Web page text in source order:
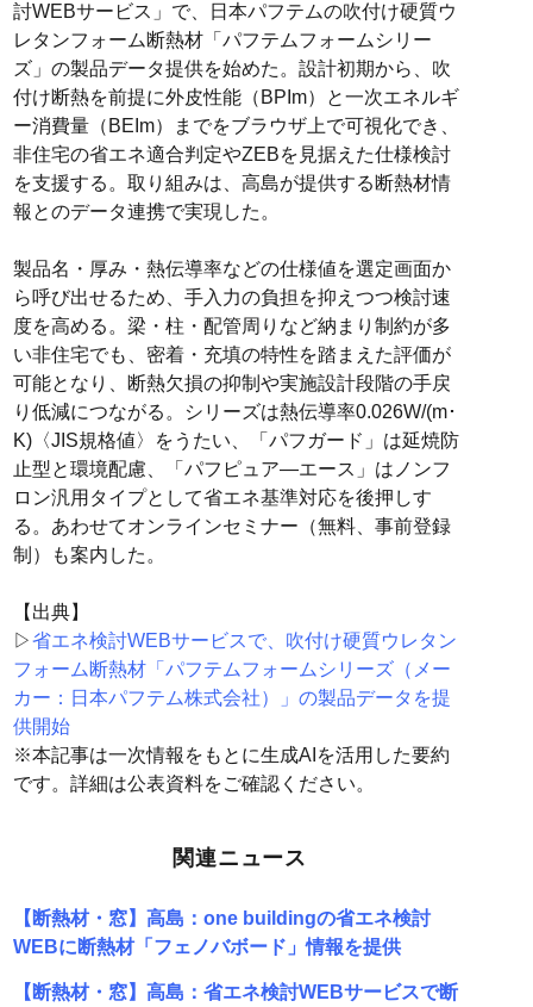
討WEBサービス」で、日本パフテムの吹付け硬質ウ
レタンフォーム断熱材「パフテムフォームシリー
ズ」の製品データ提供を始めた。設計初期から、吹
付け断熱を前提に外皮性能（BPIm）と一次エネルギ
ー消費量（BEIm）までをブラウザ上で可視化でき、
非住宅の省エネ適合判定やZEBを見据えた仕様検討
を支援する。取り組みは、高島が提供する断熱材情
報とのデータ連携で実現した。
製品名・厚み・熱伝導率などの仕様値を選定画面か
ら呼び出せるため、手入力の負担を抑えつつ検討速
度を高める。梁・柱・配管周りなど納まり制約が多
い非住宅でも、密着・充填の特性を踏まえた評価が
可能となり、断熱欠損の抑制や実施設計段階の手戻
り低減につながる。シリーズは熱伝導率0.026W/(m･
K)〈JIS規格値〉をうたい、「パフガード」は延焼防
止型と環境配慮、「パフピュア―エース」はノンフ
ロン汎用タイプとして省エネ基準対応を後押しす
る。あわせてオンラインセミナー（無料、事前登録
制）も案内した。
【出典】
▷省エネ検討WEBサービスで、吹付け硬質ウレタン
フォーム断熱材「パフテムフォームシリーズ（メー
カー：日本パフテム株式会社）」の製品データを提
供開始
※本記事は一次情報をもとに生成AIを活用した要約
です。詳細は公表資料をご確認ください。
関連ニュース
【断熱材・窓】高島：one buildingの省エネ検討
WEBに断熱材「フェノバボード」情報を提供
【断熱材・窓】高島：省エネ検討WEBサービスで断